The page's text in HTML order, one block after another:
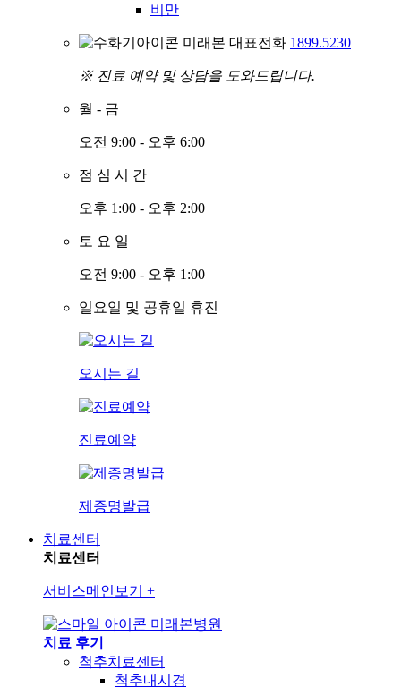
비만
미래본 대표전화 1899.5230
※ 진료 예약 및 상담을 도와드립니다.
월 - 금
오전 9:00 - 오후 6:00
점 심 시 간
오후 1:00 - 오후 2:00
토 요 일
오전 9:00 - 오후 1:00
일요일 및 공휴일 휴진
오시는 길
진료예약
제증명발급
치료센터
치료센터
서비스메인보기 +
미래본병원
치료 후기
척추치료센터
척추내시경